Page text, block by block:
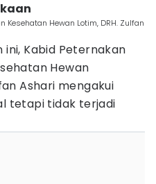
Kesehatan Hewan Lotim, DRH. Zulfan
Kabid Peternakan
Hewan
Ashari mengakui
tetapi tidak terjadi